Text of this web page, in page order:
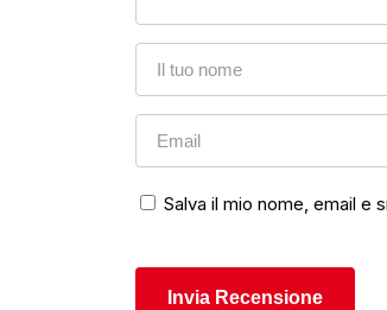
Salva il mio nome, email e
Invia Recensione